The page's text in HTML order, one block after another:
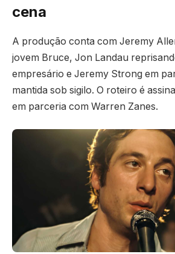
cena
A produção conta com Jeremy
jovem Bruce, Jon Landau
empresário e Jeremy Strong em
mantida sob sigilo. O roteiro é
em parceria com Warren Zanes.